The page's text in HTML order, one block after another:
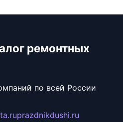
ремонтных
по всей России
prazdnikdushi.ru